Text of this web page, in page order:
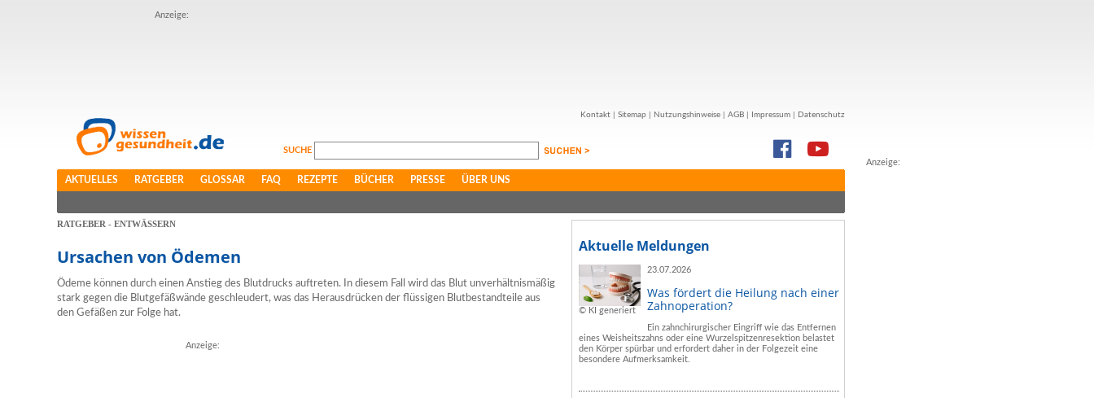
Anzeige:
Anzeige:
Kontakt Sitemap Nutzungshinweise AGB Impressum Datenschutz
SUCHE
AKTUELLES RATGEBER GLOSSAR FAQ REZEPTE BÜCHER PRESSE ÜBER UNS
RATGEBER - ENTWÄSSERN
Ursachen von Ödemen
Ödeme können durch einen Anstieg des Blutdrucks auftreten. In diesem Fall wird das Blut unverhältnismäßig
stark gegen die Blutgefäßwände geschleudert, was das Herausdrücken der flüssigen Blutbestandteile aus
den Gefäßen zur Folge hat.
Anzeige:
Aktuelle Meldungen
© KI generiert
23.07.2026
Was fördert die Heilung nach einer
Zahnoperation?
Ein zahnchirurgischer Eingriff wie das Entfernen
eines Weisheitszahns oder eine Wurzelspitzenresektion belastet
den Körper spürbar und erfordert daher in der Folgezeit eine
besondere Aufmerksamkeit.